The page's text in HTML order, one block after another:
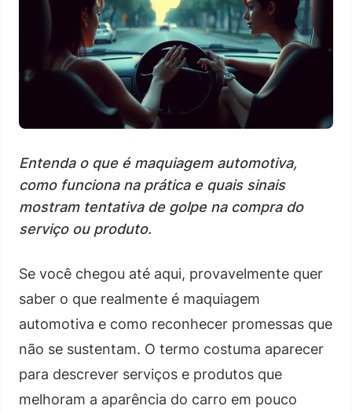
Entenda o que é maquiagem automotiva,
como funciona na prática e quais sinais
mostram tentativa de golpe na compra do
serviço ou produto.
Se você chegou até aqui, provavelmente quer
saber o que realmente é maquiagem
automotiva e como reconhecer promessas que
não se sustentam. O termo costuma aparecer
para descrever serviços e produtos que
melhoram a aparência do carro em pouco